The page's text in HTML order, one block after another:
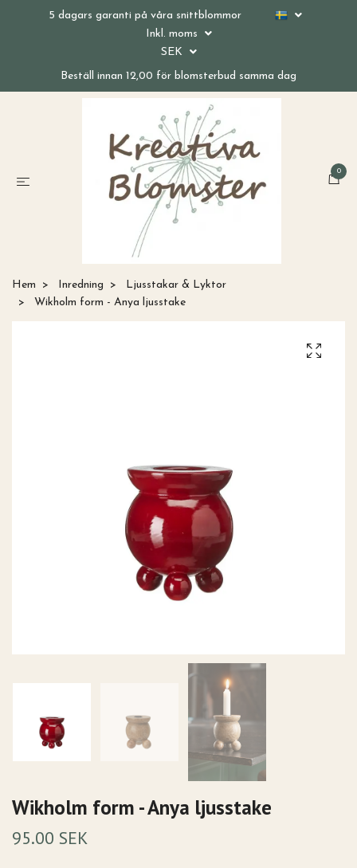
5 dagars garanti på våra snittblommor
Inkl. moms
SEK
Beställ innan 12,00 för blomsterbud samma dag
0
Hem Inredning
Ljusstakar & Lyktor
Wikholm form - Anya ljusstake
Wikholm form - Anya ljusstake
95.00 SEK